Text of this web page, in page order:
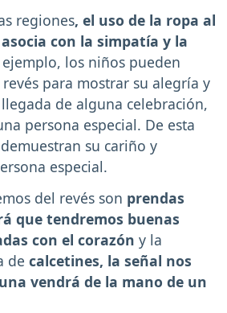
regiones, el uso de la ropa al
con la simpatía y la
los niños pueden
para mostrar su alegría y
de alguna celebración,
persona especial. De esta
su cariño y
especial.
del revés son prendas
que tendremos buenas
con el corazón y la
de calcetines, la señal nos
vendrá de la mano de un